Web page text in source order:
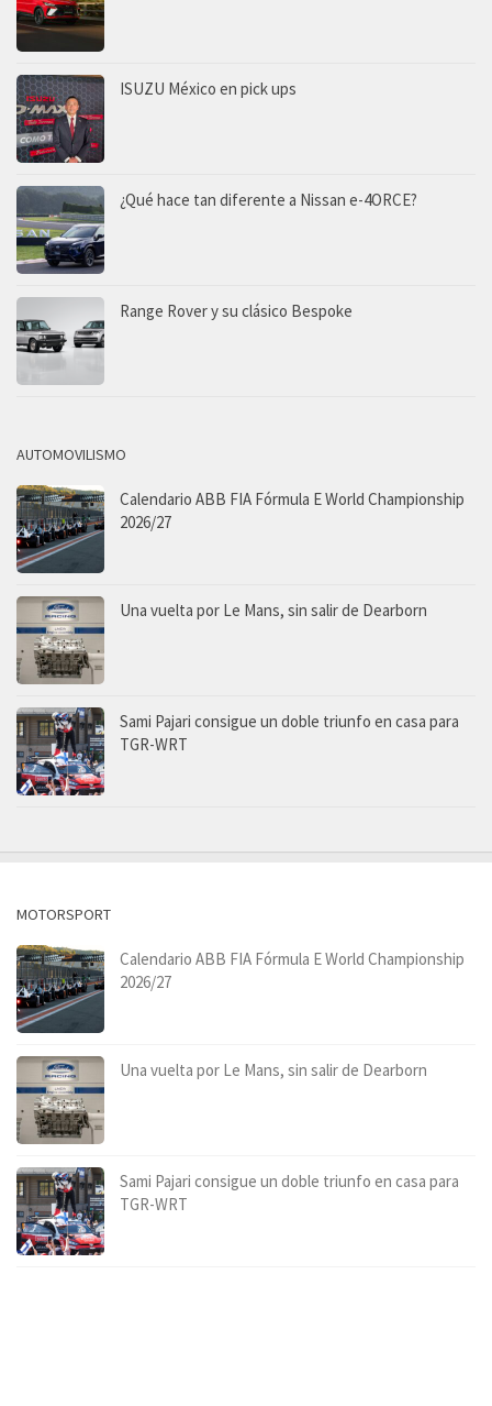
ISUZU México en pick ups
¿Qué hace tan diferente a Nissan e-4ORCE?
Range Rover y su clásico Bespoke
AUTOMOVILISMO
Calendario ABB FIA Fórmula E World Championship
2026/27
Una vuelta por Le Mans, sin salir de Dearborn
Sami Pajari consigue un doble triunfo en casa para
TGR-WRT
MOTORSPORT
Calendario ABB FIA Fórmula E World Championship
2026/27
Una vuelta por Le Mans, sin salir de Dearborn
Sami Pajari consigue un doble triunfo en casa para
TGR-WRT